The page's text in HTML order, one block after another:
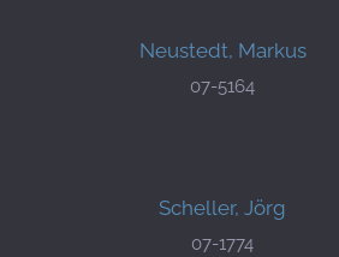
Neustedt, Markus
07-5164
Scheller, Jörg
07-1774